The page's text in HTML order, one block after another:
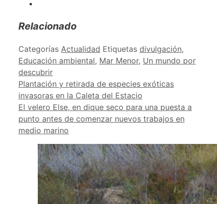
Relacionado
Categorías Actualidad Etiquetas divulgación,
Educación ambiental, Mar Menor, Un mundo por
descubrir
Plantación y retirada de especies exóticas
invasoras en la Caleta del Estacio
El velero Else, en dique seco para una puesta a
punto antes de comenzar nuevos trabajos en
medio marino